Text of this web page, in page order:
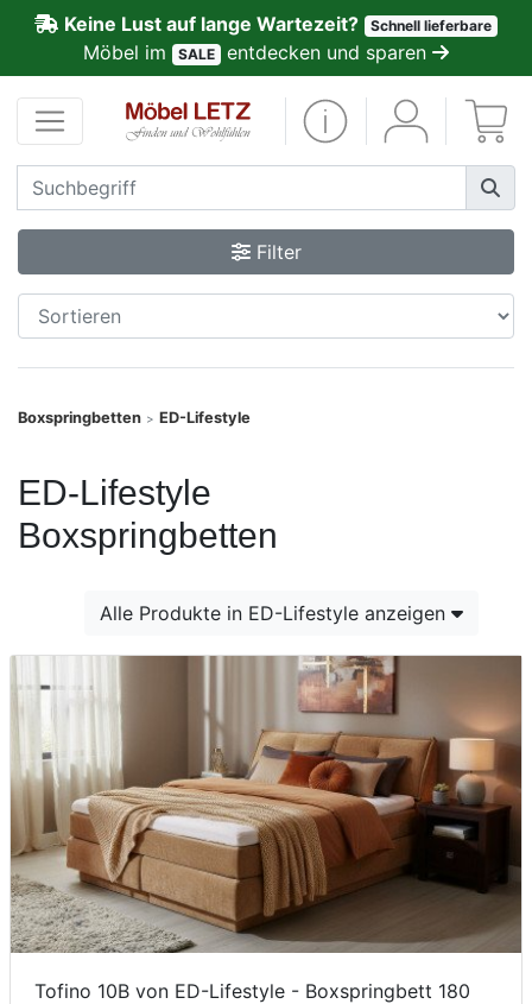
Keine Lust auf lange Wartezeit? Schnell lieferbare
Möbel im SALE entdecken und sparen
Filter
Boxspringbetten > ED-Lifestyle
ED-Lifestyle
Boxspringbetten
Alle Produkte in ED-Lifestyle anzeigen
Tofino 10B von ED-Lifestyle - Boxspringbett 180
Kundenmeinungen
Anmelden
PREMIUM
Schnell
lieferbar
SALE
Möbel-
Konfigurator
Markenwelt
Letz-
Deals